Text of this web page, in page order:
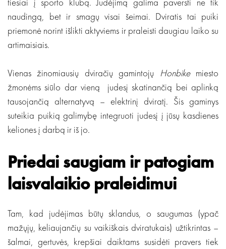
naudingą, bet ir smagų visai šeimai. Dviratis tai puiki
priemonė norint išlikti aktyviems ir praleisti daugiau laiko su
artimaisiais.
Vienas žinomiausių dviračių gamintojų Honbikemiesto
žmonėms siūlo dar vieną judesį skatinančią bei aplinką
tausojančią alternatyvą – elektrinį dviratį. Šis gaminys
suteikia puikią galimybę integruoti judesį į jūsų kasdienes
keliones į darbą ir iš jo.
Priedai saugiam ir patogiam
laisvalaikio praleidimui
Tam, kad judėjimas būtų sklandus, o saugumas (ypač
mažųjų, keliaujančių su vaikiškais dviratukais) užtikrintas –
šalmai, gertuvės, krepšiai daiktams susidėti pravers tiek